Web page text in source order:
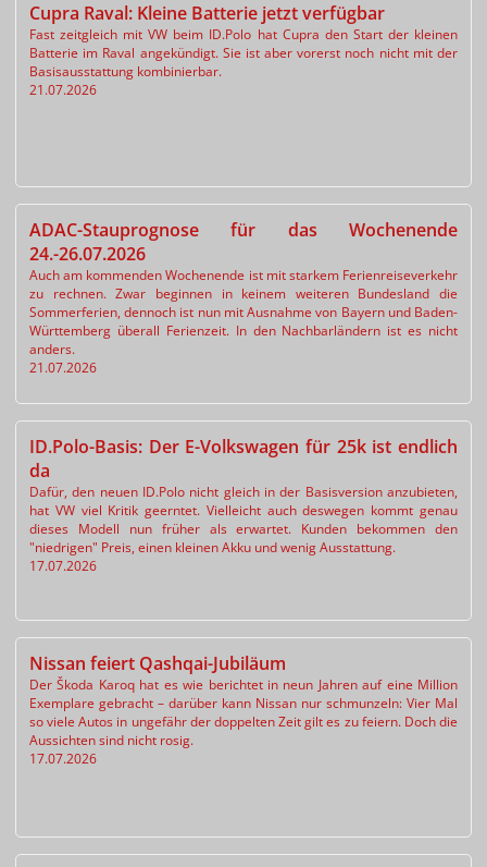
Cupra Raval: Kleine Batterie jetzt verfügbar
Fast zeitgleich mit VW beim ID.Polo hat Cupra den Start der kleinen
Batterie im Raval angekündigt. Sie ist aber vorerst noch nicht mit der
Basisausstattung kombinierbar.
21.07.2026
ADAC-Stauprognose für das Wochenende
24.-26.07.2026
Auch am kommenden Wochenende ist mit starkem Ferienreiseverkehr
zu rechnen. Zwar beginnen in keinem weiteren Bundesland die
Sommerferien, dennoch ist nun mit Ausnahme von Bayern und Baden-
Württemberg überall Ferienzeit. In den Nachbarländern ist es nicht
anders.
21.07.2026
ID.Polo-Basis: Der E-Volkswagen für 25k ist endlich
da
Dafür, den neuen ID.Polo nicht gleich in der Basisversion anzubieten,
hat VW viel Kritik geerntet. Vielleicht auch deswegen kommt genau
dieses Modell nun früher als erwartet. Kunden bekommen den
"niedrigen" Preis, einen kleinen Akku und wenig Ausstattung.
17.07.2026
Nissan feiert Qashqai-Jubiläum
Der Škoda Karoq hat es wie berichtet in neun Jahren auf eine Million
Exemplare gebracht – darüber kann Nissan nur schmunzeln: Vier Mal
so viele Autos in ungefähr der doppelten Zeit gilt es zu feiern. Doch die
Aussichten sind nicht rosig.
17.07.2026